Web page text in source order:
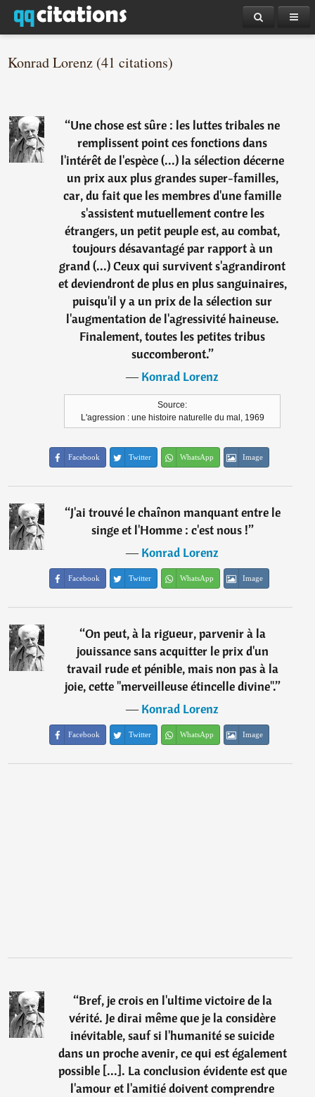
Konrad Lorenz (41 citations)
“Une chose est sûre : les luttes tribales ne
remplissent point ces fonctions dans
l'intérêt de l'espèce (...) la sélection décerne
un prix aux plus grandes super-familles,
car, du fait que les membres d'une famille
s'assistent mutuellement contre les
étrangers, un petit peuple est, au combat,
toujours désavantagé par rapport à un
grand (...) Ceux qui survivent s'agrandiront
et deviendront de plus en plus sanguinaires,
puisqu'il y a un prix de la sélection sur
l'augmentation de l'agressivité haineuse.
Finalement, toutes les petites tribus
succomberont.”
―Konrad Lorenz
Source:
L'agression : une histoire naturelle du mal, 1969
Facebook Twitter WhatsApp Image
“J'ai trouvé le chaînon manquant entre le
singe et l'Homme : c'est nous !”
―Konrad Lorenz
Facebook Twitter WhatsApp Image
“On peut, à la rigueur, parvenir à la
jouissance sans acquitter le prix d'un
travail rude et pénible, mais non pas à la
joie, cette "merveilleuse étincelle divine".”
―Konrad Lorenz
Facebook Twitter WhatsApp Image
“Bref, je crois en l'ultime victoire de la
vérité. Je dirai même que je la considère
inévitable, sauf si l'humanité se suicide
dans un proche avenir, ce qui est également
possible [...]. La conclusion évidente est que
l'amour et l'amitié doivent comprendre